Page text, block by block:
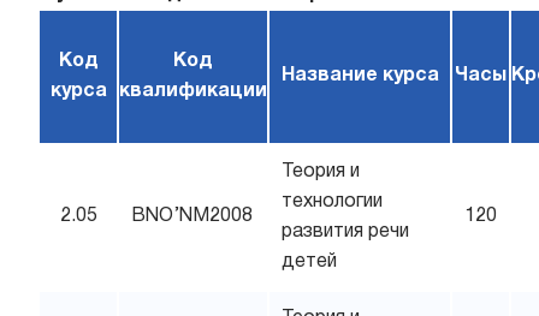
Код
курса
Код
квалификации
Название курса Часы
2.05 BNO’NM2008
Теория и
технологии
развития речи
детей
120